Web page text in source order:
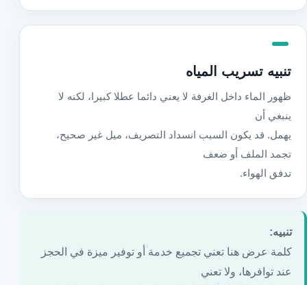
تنبيه تسريب المياه
ظهور الماء داخل الغرفة لا يعني دائما عطلا كبيرا، لكنه لا
ينبغي أن
يهمل. قد يكون السبب انسداد التصريف، ميل غير صحيح،
تجمد الملف أو ضعف
تدفق الهواء.
تنبيه:
كلمة عرض هنا تعني تجميع خدمة أو توفير ميزة في الحجز
عند توافرها، ولا تعني